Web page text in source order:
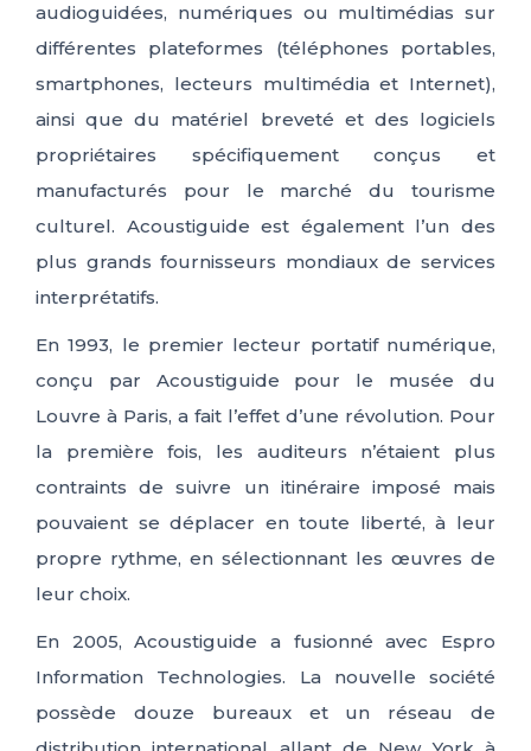
audioguidées, numériques ou multimédias sur
différentes plateformes (téléphones portables,
smartphones, lecteurs multimédia et Internet),
ainsi que du matériel breveté et des logiciels
propriétaires spécifiquement conçus et
manufacturés pour le marché du tourisme
culturel. Acoustiguide est également l’un des
plus grands fournisseurs mondiaux de services
interprétatifs.
En 1993, le premier lecteur portatif numérique,
conçu par Acoustiguide pour le musée du
Louvre à Paris, a fait l’effet d’une révolution. Pour
la première fois, les auditeurs n’étaient plus
contraints de suivre un itinéraire imposé mais
pouvaient se déplacer en toute liberté, à leur
propre rythme, en sélectionnant les œuvres de
leur choix.
En 2005, Acoustiguide a fusionné avec Espro
Information Technologies. La nouvelle société
possède douze bureaux et un réseau de